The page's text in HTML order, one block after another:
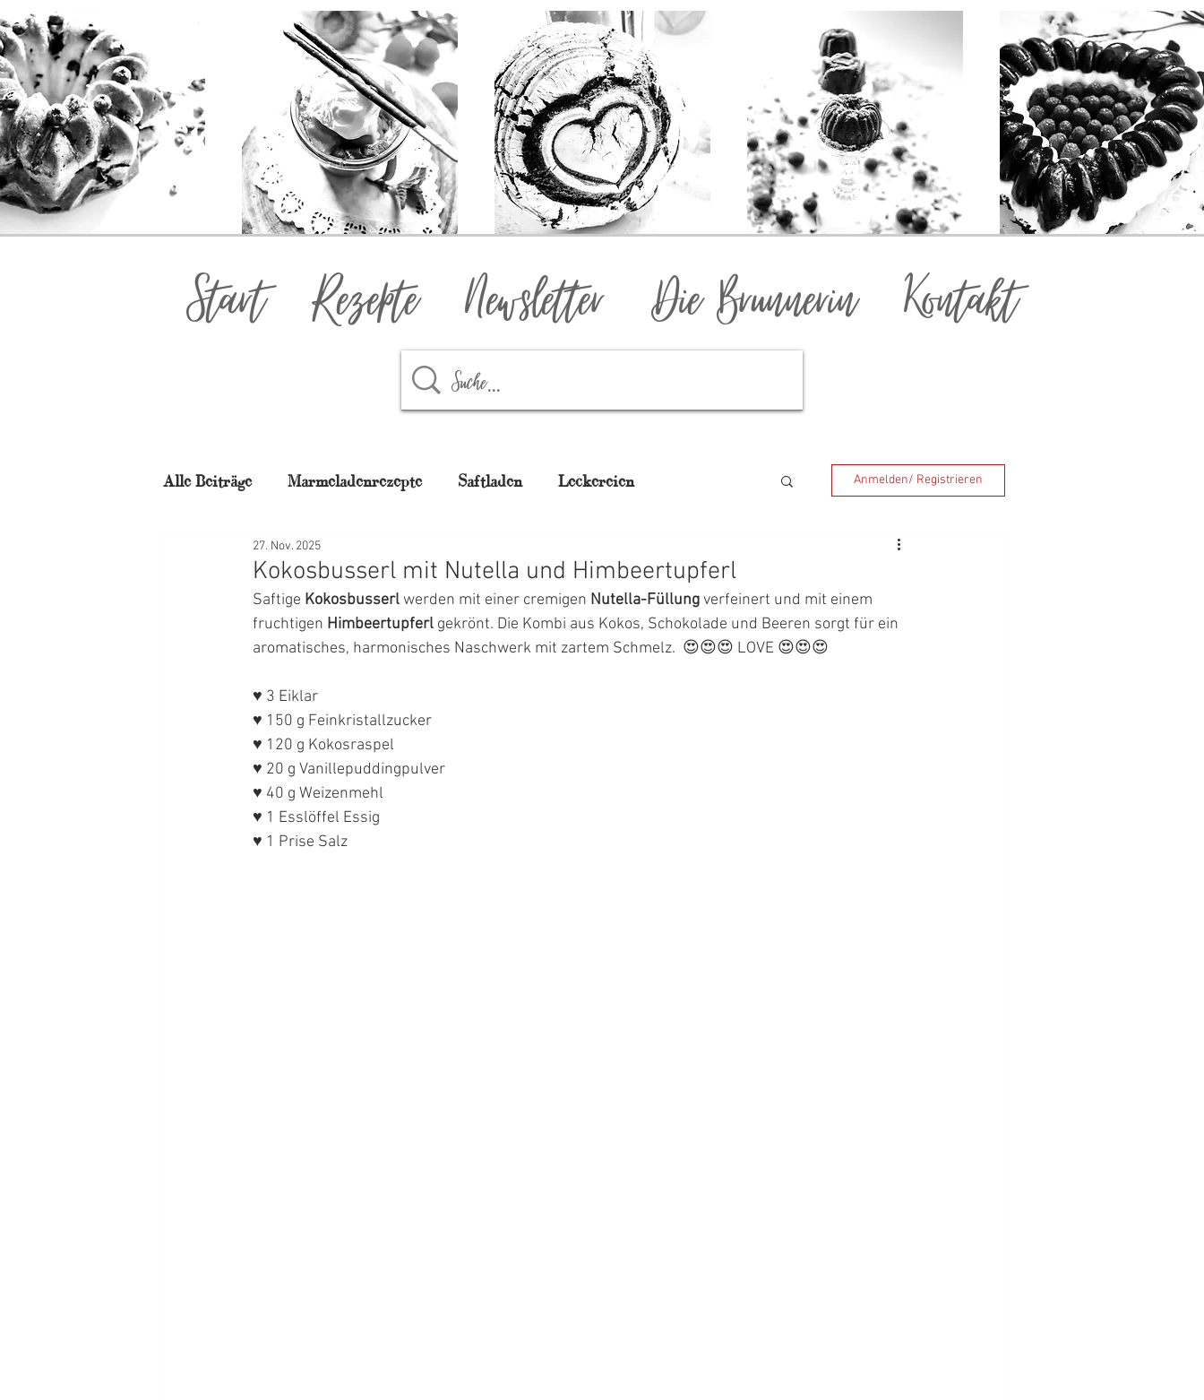
Start Rezepte Newsletter Die Brunnerin Kontakt
Alle Beiträge Marmeladenrezepte Saftladen Leckereien
für Naschkatzen
Frühstück Torten Naturmedizin Pikant, Jausn'
Weihnachtszauber
Anmelden/ Registrieren
Kokosbusserl mit Nutella und Himbeertupferl
27. Nov. 2025
Saftige Kokosbusserl werden mit einer cremigen Nutella-Füllung verfeinert und mit einem
fruchtigen Himbeertupferl gekrönt. Die Kombi aus Kokos, Schokolade und Beeren sorgt für ein
aromatisches, harmonisches Naschwerk mit zartem Schmelz.  😍😍😍 LOVE 😍😍😍
♥ 3 Eiklar
♥ 150 g Feinkristallzucker
♥ 120 g Kokosraspel
♥ 20 g Vanillepuddingpulver
♥ 40 g Weizenmehl
♥ 1 Esslöffel Essig
♥ 1 Prise Salz